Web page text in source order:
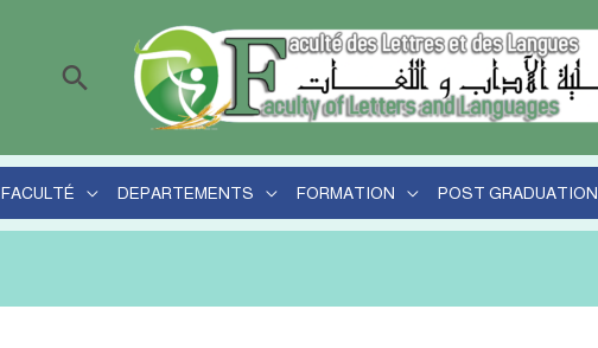
FACULTÉ DEPARTEMENTS FORMATION POST GRADUATION